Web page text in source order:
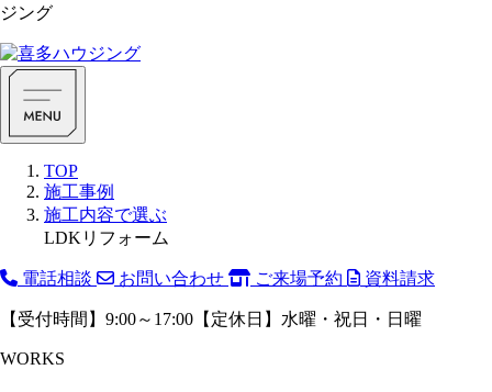
ジング
TOP
施工事例
施工内容で選ぶ
LDKリフォーム
電話相談 お問い合わせ ご来場予約 資料請求
【受付時間】9:00～17:00【定休日】水曜・祝日・日曜
WORKS